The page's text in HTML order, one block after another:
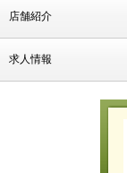
店舗紹介
求人情報